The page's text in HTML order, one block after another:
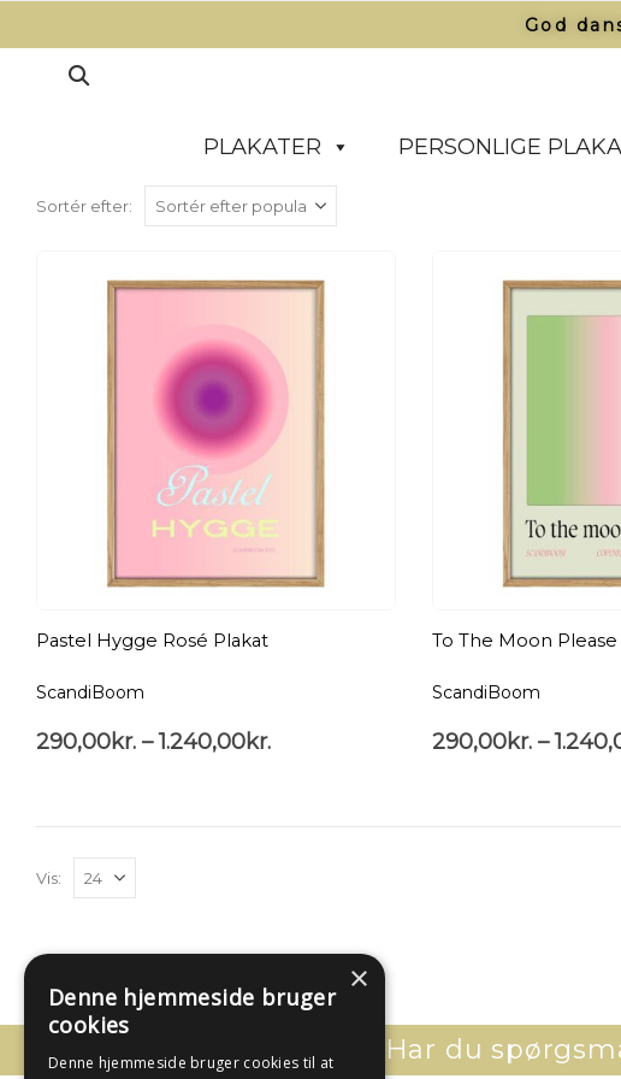
God
PLAKATER PERSONLIGE
Sortér efter:
Pastel Hygge Rosé Plakat
ScandiBoom
290,00kr. – 1.240,00kr.
To The Moon
ScandiBoom
290,00kr. –
Vis:
Har du
×
Denne hjemmeside bruger
cookies
Denne hjemmeside bruger cookies til at